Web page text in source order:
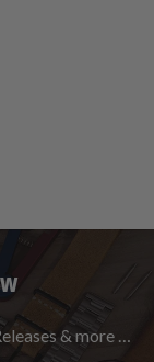
& more …